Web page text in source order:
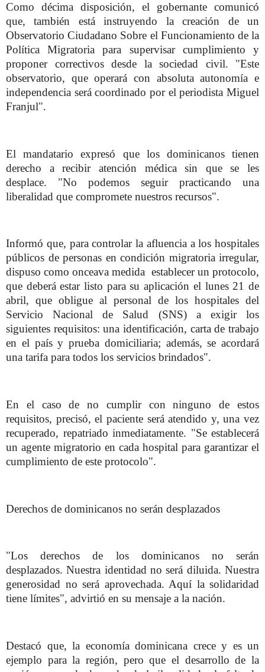
Como décima disposición, el gobernante comunicó
que, también está instruyendo la creación de un
Observatorio Ciudadano Sobre el Funcionamiento de la
Política Migratoria para supervisar cumplimiento y
proponer correctivos desde la sociedad civil. "Este
observatorio, que operará con absoluta autonomía e
independencia será coordinado por el periodista Miguel
Franjul".
El mandatario expresó que los dominicanos tienen
derecho a recibir atención médica sin que se les
desplace. "No podemos seguir practicando una
liberalidad que compromete nuestros recursos".
Informó que, para controlar la afluencia a los hospitales
públicos de personas en condición migratoria irregular,
dispuso como onceava medida establecer un protocolo,
que deberá estar listo para su aplicación el lunes 21 de
abril, que obligue al personal de los hospitales del
Servicio Nacional de Salud (SNS) a exigir los
siguientes requisitos: una identificación, carta de trabajo
en el país y prueba domiciliaria; además, se acordará
una tarifa para todos los servicios brindados".
En el caso de no cumplir con ninguno de estos
requisitos, precisó, el paciente será atendido y, una vez
recuperado, repatriado inmediatamente. "Se establecerá
un agente migratorio en cada hospital para garantizar el
cumplimiento de este protocolo".
Derechos de dominicanos no serán desplazados
"Los derechos de los dominicanos no serán
desplazados. Nuestra identidad no será diluida. Nuestra
generosidad no será aprovechada. Aquí la solidaridad
tiene límites", advirtió en su mensaje a la nación.
Destacó que, la economía dominicana crece y es un
ejemplo para la región, pero que el desarrollo de la